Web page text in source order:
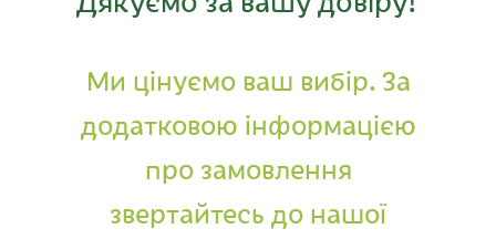
Ми цінуємо ваш вибір. За
додатковою інформацією
про замовлення
звертайтесь до нашої